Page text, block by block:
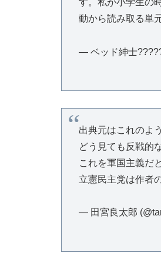
す。私が小学生の
動から読み取る単
— ベッド紳士
出典元はこれのよ
どう見ても反戦的
これを軍国主義だ
立憲民主党は作者
— 田宮良太郎